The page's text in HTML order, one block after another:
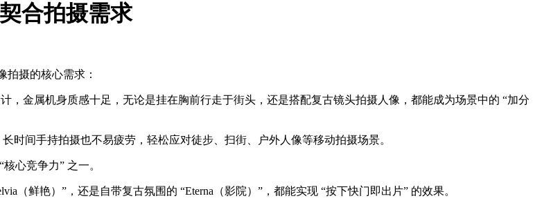
合拍摄需求
摄的核心需求：
，金属机身质感十足，无论是挂在胸前行走于街头，还是搭配复古镜头拍摄人像，都能成为场景中的 “加分
时间手持拍摄也不易疲劳，轻松应对徒步、扫街、户外人像等移动拍摄场景。
心竞争力” 之一。
（鲜艳）”，还是自带复古氛围的 “Eterna（影院）”，都能实现 “按下快门即出片” 的效果。